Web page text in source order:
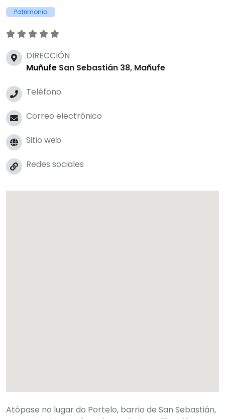
Patrimonio
DIRECCIÓN
Muñufe San Sebastián 38, Mañufe
Teléfono
Correo electrónico
Sitio web
Redes sociales
Atópase no lugar do Portelo, barrio de San Sebastián,